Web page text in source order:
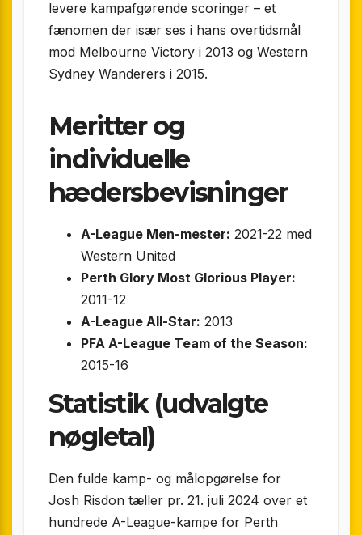
levere kampafgørende scoringer – et
fænomen der især ses i hans overtidsmål
mod Melbourne Victory i 2013 og Western
Sydney Wanderers i 2015.
Meritter og
individuelle
hædersbevisninger
A-League Men-mester: 2021-22 med
Western United
Perth Glory Most Glorious Player:
2011-12
A-League All-Star: 2013
PFA A-League Team of the Season:
2015-16
Statistik (udvalgte
nøgletal)
Den fulde kamp- og målopgørelse for
Josh Risdon tæller pr. 21. juli 2024 over et
hundrede A-League-kampe for Perth